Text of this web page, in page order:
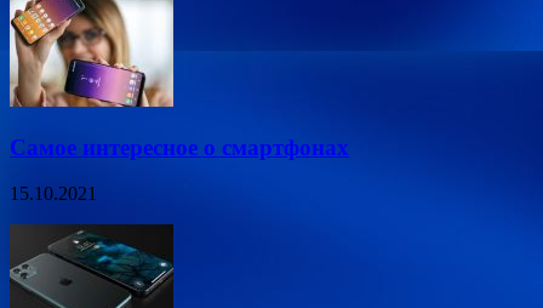
Самое интересное о смартфонах
15.10.2021